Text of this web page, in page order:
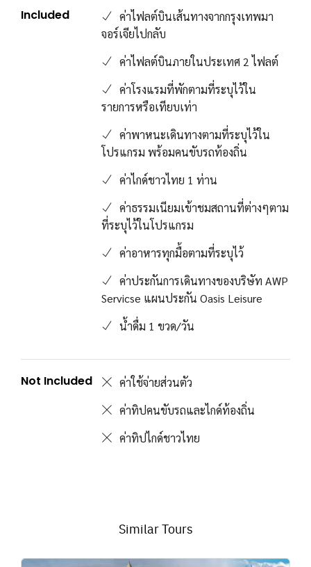
Included
ค่าไฟลต์บินเส้นทางจากกรุงเทพมา
จอร์เจียไปกลับ
ค่าไฟลต์บินภายในประเทศ 2 ไฟลต์
ค่าโรงแรมที่พักตามที่ระบุไว้ใน
รายการหรือเทียบเท่า
ค่าพาหนะเดินทางตามที่ระบุไว้ใน
โปรแกรม พร้อมคนขับรถท้องถิ่น
ค่าไกด์ชาวไทย 1 ท่าน
ค่าธรรมเนียมเข้าชมสถานที่ต่างๆตาม
ที่ระบุไว้ในโปรแกรม
ค่าอาหารทุกมื้อตามที่ระบุไว้
ค่าประกันการเดินทางของบริษัท AWP
Servicse แผนประกัน Oasis Leisure
น้ำดื่ม 1 ขวด/วัน
Not Included
ค่าใช้จ่ายส่วนตัว
ค่าทิปคนขับรถและไกด์ท้องถิ่น
ค่าทิปไกด์ชาวไทย
Similar Tours